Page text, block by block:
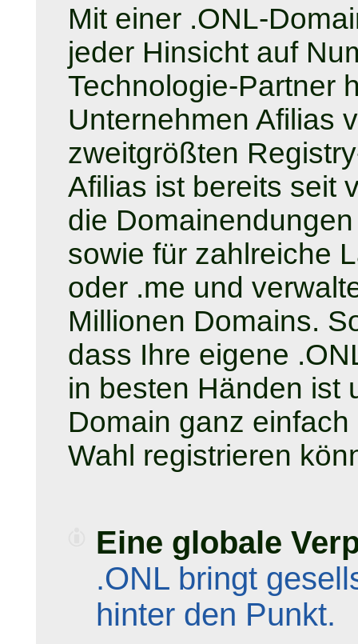
Mit einer .ONL-
jeder Hinsicht auf
Technologie-Partner
Unternehmen Afilias
zweitgrößten
Afilias ist bereits seit
die
sowie für zahlreiche
oder .me und
Millionen Domains.
dass Ihre eigene
in besten Händen ist
Domain ganz
Wahl registrieren
Eine globale
.ONL bringt
hinter den Punkt.